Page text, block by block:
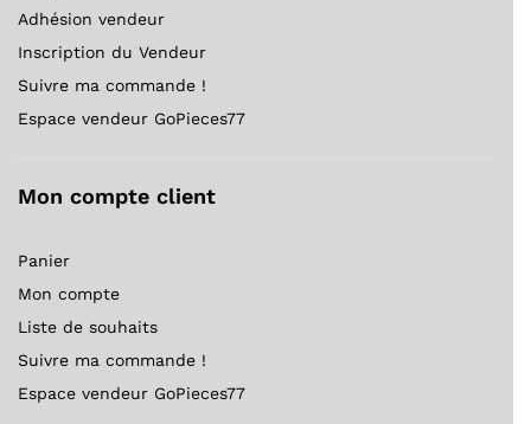
Adhésion vendeur
Inscription du Vendeur
Suivre ma commande !
Espace vendeur GoPieces77
Mon compte client
Panier
Mon compte
Liste de souhaits
Suivre ma commande !
Espace vendeur GoPieces77